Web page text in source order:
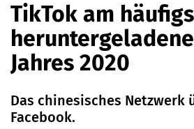
TikTok am
Jahres 2020
Das chinesisches
Facebook.